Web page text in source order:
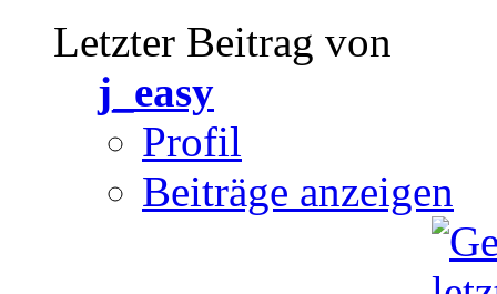
Letzter Beitrag von
j_easy
Profil
Beiträge anzeigen